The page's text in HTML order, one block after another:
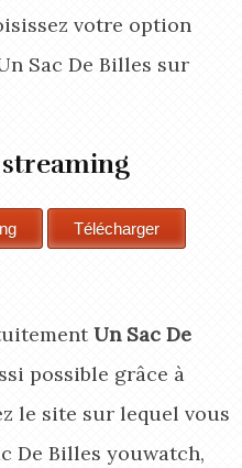
votre option
Sac De Billes sur
streaming
Un Sac De
possible grâce à
le site sur lequel vous
De Billes youwatch,